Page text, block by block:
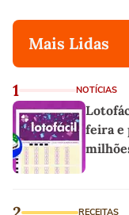
Mais Lidas
1 NOTÍCIAS
feira e
RECEITAS